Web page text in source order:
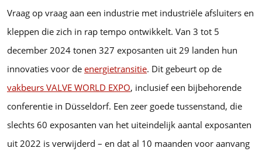
Vraag op vraag aan een industrie met industriële afsluiters en
kleppen die zich in rap tempo ontwikkelt. Van 3 tot 5
december 2024 tonen 327 exposanten uit 29 landen hun
innovaties voor de energietransitie. Dit gebeurt op de
vakbeurs VALVE WORLD EXPO, inclusief een bijbehorende
conferentie in Düsseldorf. Een zeer goede tussenstand, die
slechts 60 exposanten van het uiteindelijk aantal exposanten
uit 2022 is verwijderd – en dat al 10 maanden voor aanvang